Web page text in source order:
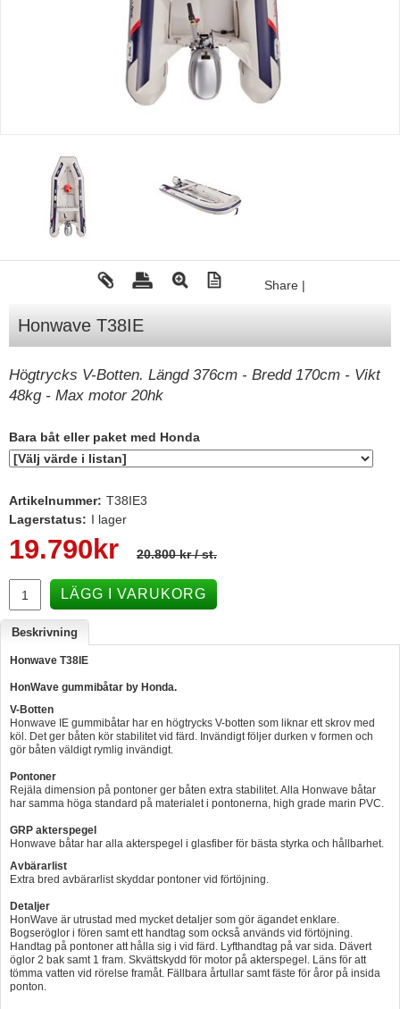
Minn Kota - elmotorer
Volvo Penta Servicedelar
Mercury Servicedelar
Garmin
Lowrance
Humminbird
B&G
Båttillbehör
Hummertina
Victron - Batteriladdare
CTEK - Batteriladdare
Webasto - Dieselvärmare
Calix - Packline - Takboxar
Thule - Takboxar
Thule - Lasthållare
LAGERRENSING
Begagnade Motorer & Båtar
Share |
Honwave T38IE
Högtrycks V-Botten. Längd 376cm - Bredd 170cm - Vikt
48kg - Max motor 20hk
Bara båt eller paket med Honda
Artikelnummer: T38IE3
Lagerstatus: I lager
19.790 kr 20.800 kr/ st.
LÄGG I VARUKORG
Beskrivning
Honwave T38IE
HonWave gummibåtar by Honda.
V-Botten
Honwave IE gummibåtar har en högtrycks V-botten som liknar ett skrov med
köl. Det ger båten kör stabilitet vid färd. Invändigt följer durken v formen och
gör båten väldigt rymlig invändigt.
Pontoner
Rejäla dimension på pontoner ger båten extra stabilitet. Alla Honwave båtar
har samma höga standard på materialet i pontonerna, high grade marin PVC.
GRP akterspegel
Honwave båtar har alla akterspegel i glasfiber för bästa styrka och hållbarhet.
Avbärarlist
Extra bred avbärarlist skyddar pontoner vid förtöjning.
Detaljer
HonWave är utrustad med mycket detaljer som gör ägandet enklare.
Bogseröglor i fören samt ett handtag som också används vid förtöjning.
Handtag på pontoner att hålla sig i vid färd. Lyfthandtag på var sida. Dävert
öglor 2 bak samt 1 fram. Skvättskydd för motor på akterspegel. Läns för att
tömma vatten vid rörelse framåt. Fällbara årtullar samt fäste för åror på insida
ponton.